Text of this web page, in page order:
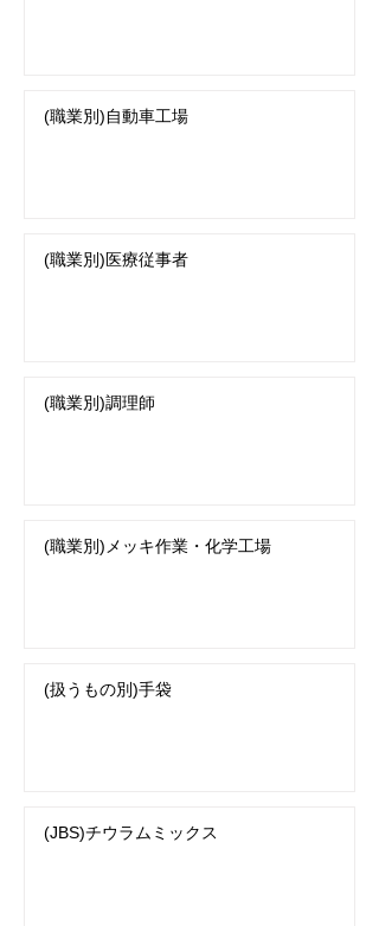
(職業別)自動車工場
(職業別)医療従事者
(職業別)調理師
(職業別)メッキ作業・化学工場
(扱うもの別)手袋
(JBS)チウラムミックス